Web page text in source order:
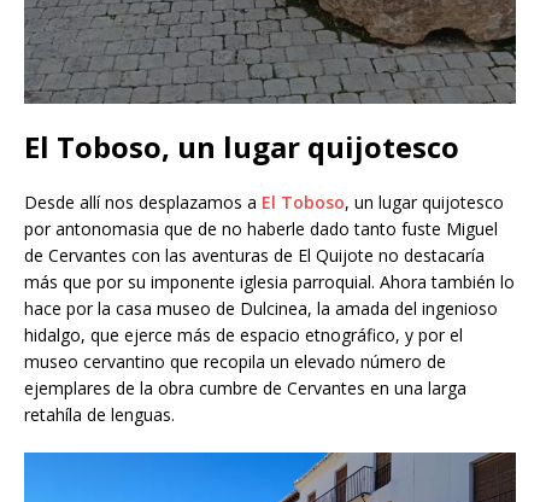
El Toboso, un lugar quijotesco
Desde allí nos desplazamos a El Toboso, un lugar quijotesco
por antonomasia que de no haberle dado tanto fuste Miguel
de Cervantes con las aventuras de El Quijote no destacaría
más que por su imponente iglesia parroquial. Ahora también lo
hace por la casa museo de Dulcinea, la amada del ingenioso
hidalgo, que ejerce más de espacio etnográfico, y por el
museo cervantino que recopila un elevado número de
ejemplares de la obra cumbre de Cervantes en una larga
retahíla de lenguas.